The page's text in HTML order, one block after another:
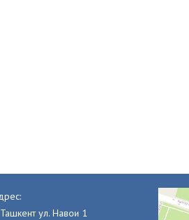
Ташкент ул. Навои 1